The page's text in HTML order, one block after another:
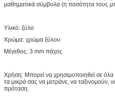
μαθηματικά σύμβολα (η ποσότητα τους
Υλικό: ξύλο
Χρώμα: χρώμα ξύλου
Μέγεθος: 3 mm πάχος
Χρήση: Μπορεί να χρησιμοποιηθεί σε όλα
τα μικρά σας να μετράνε, να ταξινομούν,
πρόταση.